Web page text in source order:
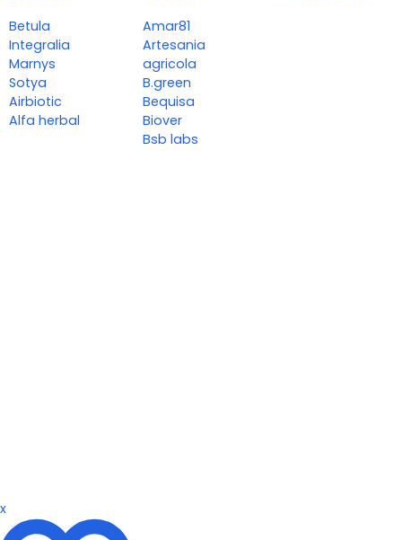
Betula
Integralia
Marnys
Sotya
Airbiotic
Alfa herbal
Amar81
Artesania
agricola
B.green
Bequisa
Biover
Bsb labs
x